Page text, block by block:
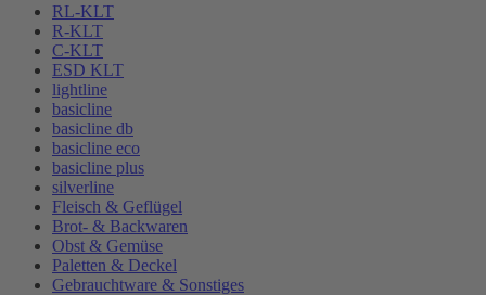
RL-KLT
R-KLT
C-KLT
ESD KLT
lightline
basicline
basicline db
basicline eco
basicline plus
silverline
Fleisch & Geflügel
Brot- & Backwaren
Obst & Gemüse
Paletten & Deckel
Gebrauchtware & Sonstiges